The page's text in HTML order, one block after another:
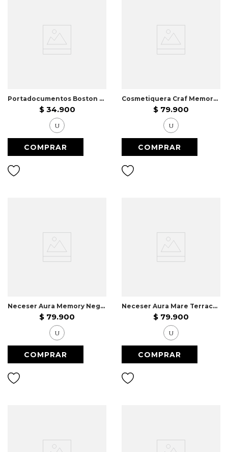
Portadocumentos Boston Beige
$ 34.900
U
Cosmetiquera Craf Memory Negro
$ 79.900
U
Neceser Aura Memory Negro
$ 79.900
U
Neceser Aura Mare Terracota
$ 79.900
U